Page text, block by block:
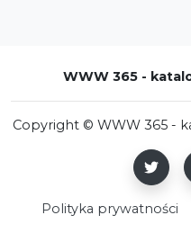
WWW 365 -
Copyright © WWW 365 -
Polityka prywatności